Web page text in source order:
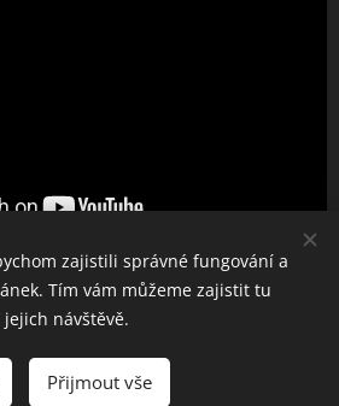
Webnode
zajistili správné fungování a
Tím vám můžeme zajistit tu
návštěvě.
Přijmout vše